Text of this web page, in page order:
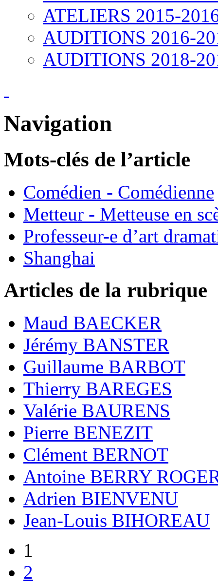
ATELIERS 2015-
AUDITIONS 2016-
AUDITIONS 2018-
Navigation
Mots-clés de l’article
Comédien - Comédienne
Metteur - Metteuse en
Professeur-e d’art
Shanghai
Articles de la rubrique
Maud BAECKER
Jérémy BANSTER
Guillaume BARBOT
Thierry BAREGES
Valérie BAURENS
Pierre BENEZIT
Clément BERNOT
Antoine BERRY
Adrien BIENVENU
Jean-Louis BIHOREAU
1
2